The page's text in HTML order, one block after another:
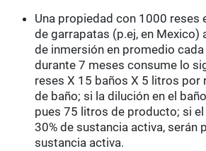
Una propiedad con 1000 reses
de garrapatas (p.ej, en Mexico)
de inmersión en promedio
durante 7 meses consume lo
reses X 15 baños X 5 litros por
de baño; si la dilución en el
pues 75 litros de producto; si
30% de sustancia activa, serán
sustancia activa.